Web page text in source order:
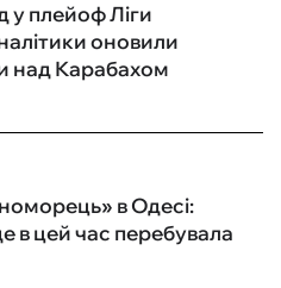
плейоф Ліги
оновили
над Карабахом
в Одесі:
в цей час перебувала